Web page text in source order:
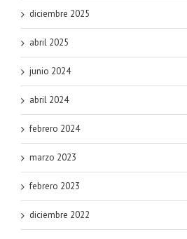
diciembre 2025
abril 2025
junio 2024
abril 2024
febrero 2024
marzo 2023
febrero 2023
diciembre 2022